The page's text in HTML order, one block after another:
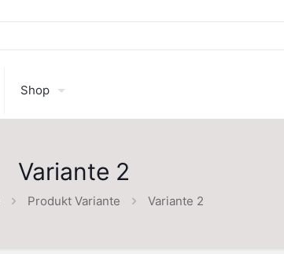
Shop
Variante 2
Produkt Variante Variante 2